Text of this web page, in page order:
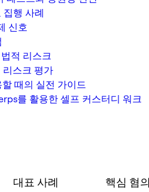
행 사례
신호
적 리스크
리스크 평가
때의 실전 가이드
를 활용한 셀프 커스터디 워크
대표 사례
핵심 혐